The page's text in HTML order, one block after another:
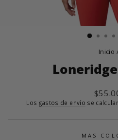
Inicio
Precio
Los gastos de envío se
MAS